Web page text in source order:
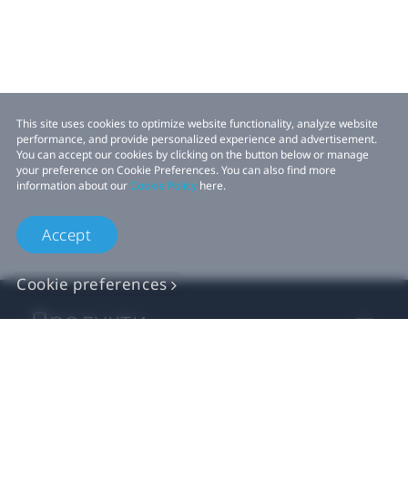
This site uses cookies to optimize website functionality, analyze website
performance, and provide personalized experience and advertisement.
You can accept our cookies by clicking on the button below or manage
your preference on Cookie Preferences. You can also find more
information about ourCookie Policy here.
Accept
Cookie preferences
Продукти